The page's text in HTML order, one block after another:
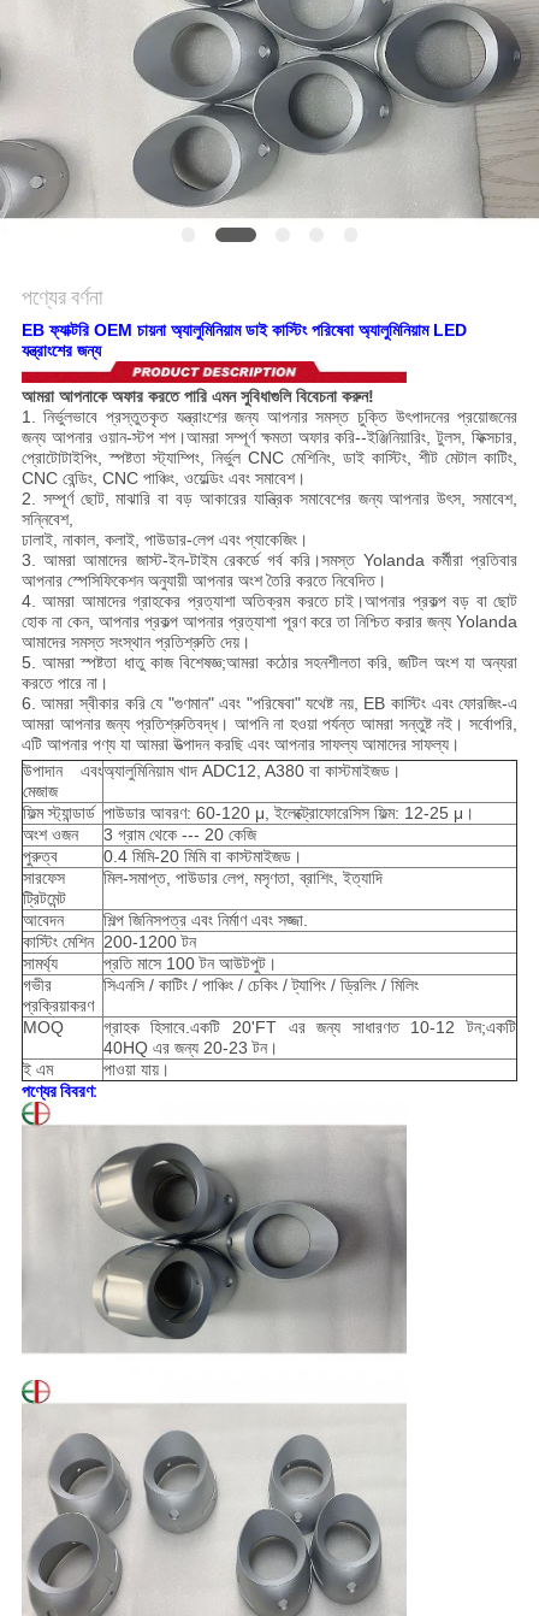
ম্যাপ
গোপনীয়তা
নীতি
পণ্যের বর্ণনা
EB ফ্যাক্টরি OEM চায়না অ্যালুমিনিয়াম ডাই কাস্টিং পরিষেবা অ্যালুমিনিয়াম LED
যন্ত্রাংশের জন্য
আমরা আপনাকে অফার করতে পারি এমন সুবিধাগুলি বিবেচনা করুন!
1. নির্ভুলভাবে প্রস্তুতকৃত যন্ত্রাংশের জন্য আপনার সমস্ত চুক্তি উৎপাদনের প্রয়োজনের
জন্য আপনার ওয়ান-স্টপ শপ।আমরা সম্পূর্ণ ক্ষমতা অফার করি--ইঞ্জিনিয়ারিং, টুলস, ফিক্সচার,
প্রোটোটাইপিং, স্পষ্টতা স্ট্যাম্পিং, নির্ভুল CNC মেশিনিং, ডাই কাস্টিং, শীট মেটাল কাটিং,
CNC বেন্ডিং, CNC পাঞ্চিং, ওয়েল্ডিং এবং সমাবেশ।
2. সম্পূর্ণ ছোট, মাঝারি বা বড় আকারের যান্ত্রিক সমাবেশের জন্য আপনার উৎস, সমাবেশ,
সন্নিবেশ,
ঢালাই, নাকাল, কলাই, পাউডার-লেপ এবং প্যাকেজিং।
3. আমরা আমাদের জাস্ট-ইন-টাইম রেকর্ডে গর্ব করি।সমস্ত Yolanda কর্মীরা প্রতিবার
আপনার স্পেসিফিকেশন অনুযায়ী আপনার অংশ তৈরি করতে নিবেদিত।
4. আমরা আমাদের গ্রাহকের প্রত্যাশা অতিক্রম করতে চাই।আপনার প্রকল্প বড় বা ছোট
হোক না কেন, আপনার প্রকল্প আপনার প্রত্যাশা পূরণ করে তা নিশ্চিত করার জন্য Yolanda
আমাদের সমস্ত সংস্থান প্রতিশ্রুতি দেয়।
5. আমরা স্পষ্টতা ধাতু কাজ বিশেষজ্ঞ;আমরা কঠোর সহনশীলতা করি, জটিল অংশ যা অন্যরা
করতে পারে না।
6. আমরা স্বীকার করি যে "গুণমান" এবং "পরিষেবা" যথেষ্ট নয়, EB কাস্টিং এবং ফোরজিং-এ
আমরা আপনার জন্য প্রতিশ্রুতিবদ্ধ। আপনি না হওয়া পর্যন্ত আমরা সন্তুষ্ট নই। সর্বোপরি,
এটি আপনার পণ্য যা আমরা উত্পাদন করছি এবং আপনার সাফল্য আমাদের সাফল্য।
উপাদান এবং
মেজাজ
অ্যালুমিনিয়াম খাদ ADC12, A380 বা কাস্টমাইজড।
ফিল্ম স্ট্যান্ডার্ড পাউডার আবরণ: 60-120 μ, ইলেক্ট্রোফোরেসিস ফিল্ম: 12-25 μ।
অংশ ওজন
3 গ্রাম থেকে --- 20 কেজি
পুরুত্ব
0.4 মিমি-20 মিমি বা কাস্টমাইজড।
সারফেস
ট্রিটমেন্ট
মিল-সমাপ্ত, পাউডার লেপ, মসৃণতা, ব্রাশিং, ইত্যাদি
আবেদন
শিল্প জিনিসপত্র এবং নির্মাণ এবং সজ্জা.
কাস্টিং মেশিন 200-1200 টন
সামর্থ্য
প্রতি মাসে 100 টন আউটপুট।
গভীর
প্রক্রিয়াকরণ
সিএনসি / কাটিং / পাঞ্চিং / চেকিং / ট্যাপিং / ড্রিলিং / মিলিং
MOQ
গ্রাহক হিসাবে.একটি 20'FT এর জন্য সাধারণত 10-12 টন;একটি
40HQ এর জন্য 20-23 টন।
ই এম
পাওয়া যায়।
পণ্যের বিবরণ: